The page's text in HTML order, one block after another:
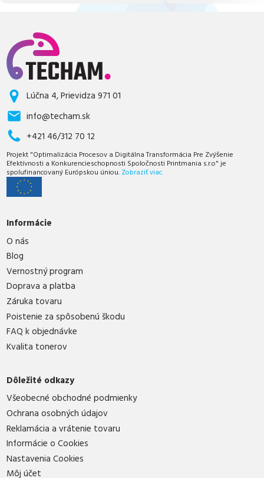
Lúčna 4, Prievidza 971 01
info@techam.sk
+421 46/312 70 12
Projekt "Optimalizácia Procesov a Digitálna Transformácia Pre Zvýšenie
Efektívnosti a Konkurencieschopnosti Spoločnosti Printmania s.r.o" je
spolufinancovaný Európskou úniou. Zobraziť viac.
Informácie
O nás
Blog
Vernostný program
Doprava a platba
Záruka tovaru
Poistenie za spôsobenú škodu
FAQ k objednávke
Kvalita tonerov
Dôležité odkazy
Všeobecné obchodné podmienky
Ochrana osobných údajov
Reklamácia a vrátenie tovaru
Informácie o Cookies
Nastavenia Cookies
Môj účet